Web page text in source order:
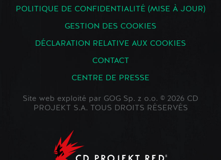
POLITIQUE DE CONFIDENTIALITÉ (MISE À JOUR)
GESTION DES COOKIES
DÉCLARATION RELATIVE AUX COOKIES
CONTACT
CENTRE DE PRESSE
Site web exploité par GOG Sp. z o.o. © 2026 CD
PROJEKT S.A. TOUS DROITS RÉSERVÉS